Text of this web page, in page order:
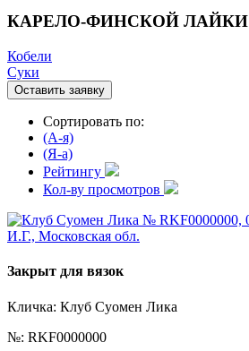
КАРЕЛО-ФИНСКОЙ ЛАЙКИ
Кобели
Суки
Оставить заявку
Сортировать по:
(A-я)
(Я-а)
Рейтингу
Кол-ву просмотров
Закрыт для вязок
Кличка: Клуб Суомен Лика
№: RKF0000000